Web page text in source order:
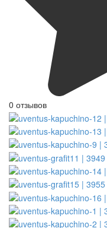
0 отзывов